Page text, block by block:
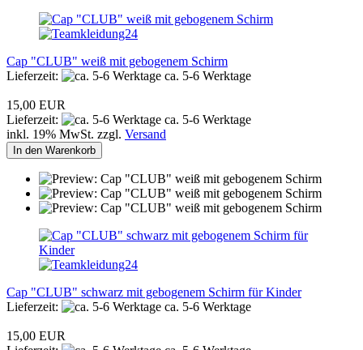
Cap "CLUB" weiß mit gebogenem Schirm
Lieferzeit:
ca. 5-6 Werktage
15,00 EUR
Lieferzeit:
ca. 5-6 Werktage
inkl. 19% MwSt. zzgl. Versand
In den Warenkorb
Cap "CLUB" schwarz mit gebogenem Schirm für Kinder
Lieferzeit:
ca. 5-6 Werktage
15,00 EUR